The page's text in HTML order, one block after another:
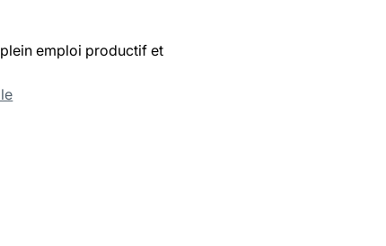
emploi productif et